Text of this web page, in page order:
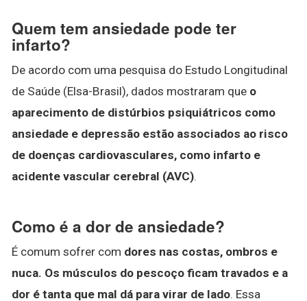
Quem tem ansiedade pode ter
infarto?
De acordo com uma pesquisa do Estudo Longitudinal
de Saúde (Elsa-Brasil), dados mostraram que o
aparecimento de distúrbios psiquiátricos como
ansiedade e depressão estão associados ao risco
de doenças cardiovasculares, como infarto e
acidente vascular cerebral (AVC).
Como é a dor de ansiedade?
É comum sofrer com dores nas costas, ombros e
nuca. Os músculos do pescoço ficam travados e a
dor é tanta que mal dá para virar de lado. Essa